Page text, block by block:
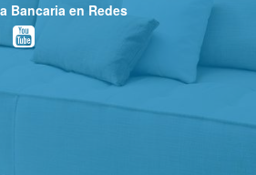
Bancaria en Redes